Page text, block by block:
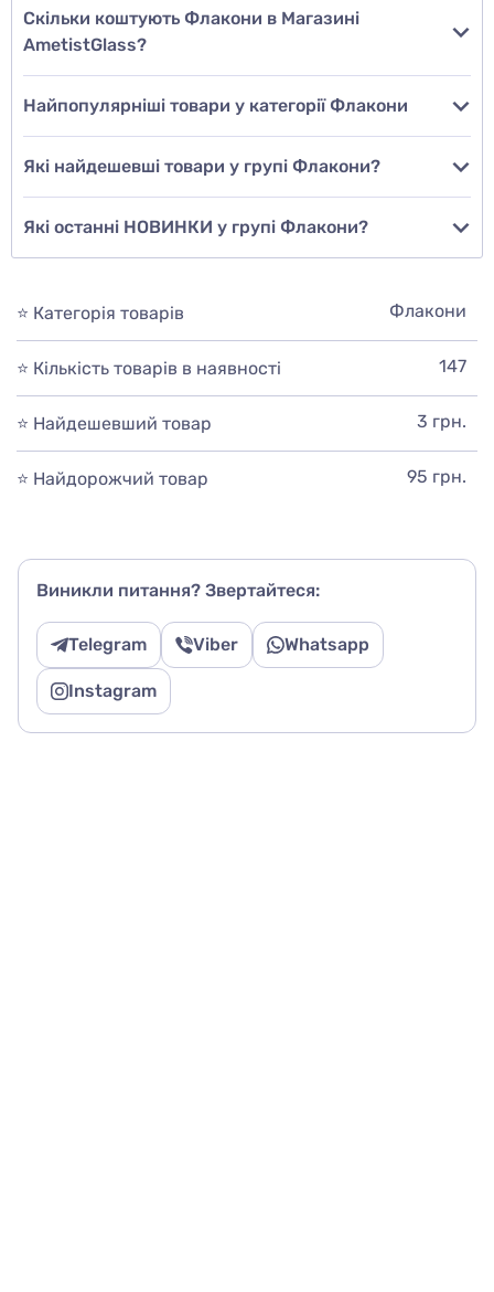
Скільки коштують Флакони в Магазині
AmetistGlass?
Найпопулярніші товари у категорії Флакони
Які найдешевші товари у групі Флакони?
Які останні НОВИНКИ у групі Флакони?
⭐ Категорія товарів Флакони
⭐ Кількість товарів в наявності 147
⭐ Найдешевший товар 3 грн.
⭐ Найдорожчий товар 95 грн.
Виникли питання? Звертайтеся:
Telegram Viber Whatsapp
Instagram